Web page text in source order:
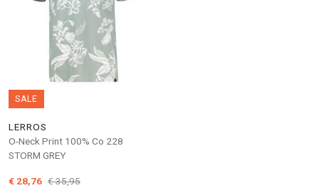
SALE
LERROS
O-Neck Print 100% Co 228
STORM GREY
€ 28,76 € 35,95